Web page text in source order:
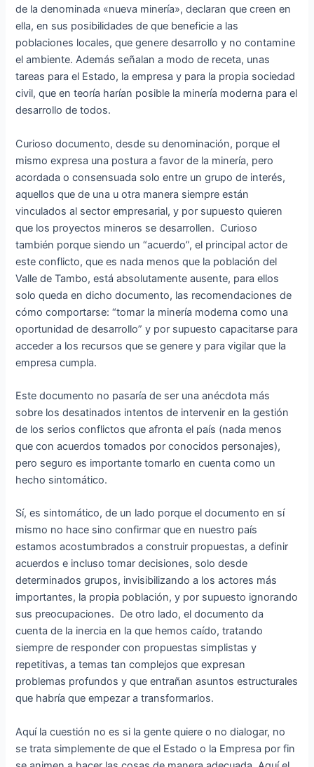
de la denominada «nueva minería», declaran que creen en
ella, en sus posibilidades de que beneficie a las
poblaciones locales, que genere desarrollo y no contamine
el ambiente. Además señalan a modo de receta, unas
tareas para el Estado, la empresa y para la propia sociedad
civil, que en teoría harían posible la minería moderna para el
desarrollo de todos.
Curioso documento, desde su denominación, porque el
mismo expresa una postura a favor de la minería, pero
acordada o consensuada solo entre un grupo de interés,
aquellos que de una u otra manera siempre están
vinculados al sector empresarial, y por supuesto quieren
que los proyectos mineros se desarrollen. Curioso
también porque siendo un “acuerdo”, el principal actor de
este conflicto, que es nada menos que la población del
Valle de Tambo, está absolutamente ausente, para ellos
solo queda en dicho documento, las recomendaciones de
cómo comportarse: “tomar la minería moderna como una
oportunidad de desarrollo” y por supuesto capacitarse para
acceder a los recursos que se genere y para vigilar que la
empresa cumpla.
Este documento no pasaría de ser una anécdota más
sobre los desatinados intentos de intervenir en la gestión
de los serios conflictos que afronta el país (nada menos
que con acuerdos tomados por conocidos personajes),
pero seguro es importante tomarlo en cuenta como un
hecho sintomático.
Sí, es sintomático, de un lado porque el documento en sí
mismo no hace sino confirmar que en nuestro país
estamos acostumbrados a construir propuestas, a definir
acuerdos e incluso tomar decisiones, solo desde
determinados grupos, invisibilizando a los actores más
importantes, la propia población, y por supuesto ignorando
sus preocupaciones. De otro lado, el documento da
cuenta de la inercia en la que hemos caído, tratando
siempre de responder con propuestas simplistas y
repetitivas, a temas tan complejos que expresan
problemas profundos y que entrañan asuntos estructurales
que habría que empezar a transformarlos.
Aquí la cuestión no es si la gente quiere o no dialogar, no
se trata simplemente de que el Estado o la Empresa por fin